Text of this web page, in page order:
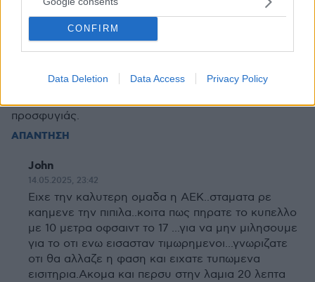
CONFIRM
Data Deletion Data Access Privacy Policy
μπουζου? Θες και Bourbon εσυ τωρα..
ΑΠΑΝΤΗΣΗ
14.05.2025, 23:24
προσφυγιάς.
ΑΠΑΝΤΗΣΗ
John
14.05.2025, 23:42
Ειχε την καλυτερη ομαδα η ΑΕΚ..σταματα ρε
καημενε την πιπιλα..κοιτα πως πηρατε το κυπελλο
με 10 μετρα οφσαιντ το 17 ...για να μην μιλησουμε
για το οτι ενω εισασταν τιμωρημενοι...γνωριζατε
οτι θα αλλαζε η φαση και ειχατε τυπωμενα
εισιτηρια.Ακομα και περσυ στην λαμια 20 λεπτα